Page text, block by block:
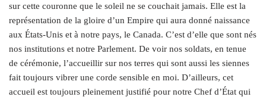
sur cette couronne que le soleil ne se couchait jamais. Elle est la
représentation de la gloire d’un Empire qui aura donné naissance
aux États-Unis et à notre pays, le Canada. C’est d’elle que sont nés
nos institutions et notre Parlement. De voir nos soldats, en tenue
de cérémonie, l’accueillir sur nos terres qui sont aussi les siennes
fait toujours vibrer une corde sensible en moi. D’ailleurs, cet
accueil est toujours pleinement justifié pour notre Chef d’État qui